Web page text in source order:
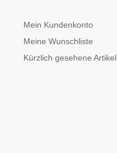
Mein Kundenkonto
Meine Wunschliste
Kürzlich gesehene Artikel